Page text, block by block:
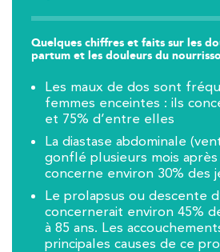
Quelques chiffres et faits sur les
partum et les douleurs du
Les maux de dos sont
femmes enceintes : ils
et 75% d’entre elles
La diastase abdominale
gonflé plusieurs mois après
concerne environ 30% des
Le prolapsus ou descente
concernerait environ 45%
à 85 ans. Les
principales causes de ce
IK Châtenay-Malabry – 92
Châtenay-Malabry
380 Av. de la Division
01 43 50 05 24
PRENEZ RDV SUR
PRENEZ RDV SUR
Kinésithérapie